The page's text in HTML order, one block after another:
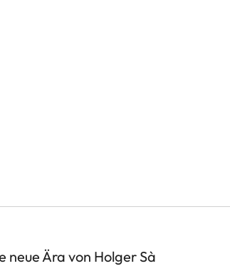
neue Ära von Holger Sà